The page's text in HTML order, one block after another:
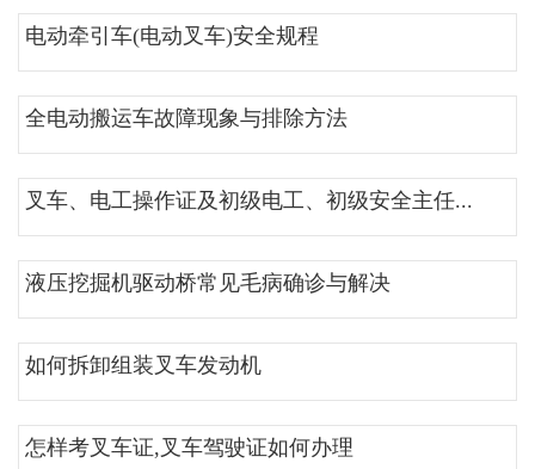
电动牵引车(电动叉车)安全规程
全电动搬运车故障现象与排除方法
叉车、电工操作证及初级电工、初级安全主任...
液压挖掘机驱动桥常见毛病确诊与解决
如何拆卸组装叉车发动机
怎样考叉车证,叉车驾驶证如何办理